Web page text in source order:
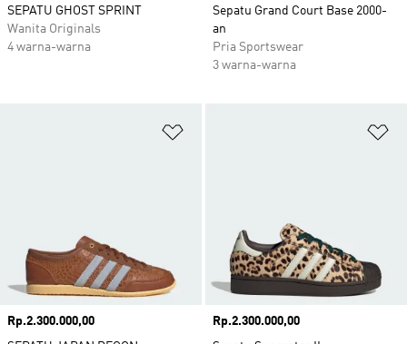
SEPATU GHOST SPRINT
Wanita Originals
4 warna-warna
Sepatu Grand Court Base 2000-
an
Pria Sportswear
3 warna-warna
Harga
Rp.2.300.000,00
Harga
Rp.2.300.000,00